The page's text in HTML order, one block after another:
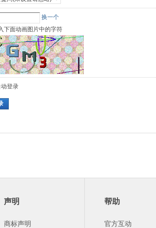
换一个
下面动画图片中的字符
动登录
声明
商标声明
帮助
官方互动